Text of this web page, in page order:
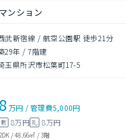
ンション
武新宿線 / 航空公園駅 徒歩21分
29年 /7階建
玉県所沢市松葉町17-5
8万円 /管理費5,000円
敷 8万円礼 8万円
2DK /48.66㎡ /3階